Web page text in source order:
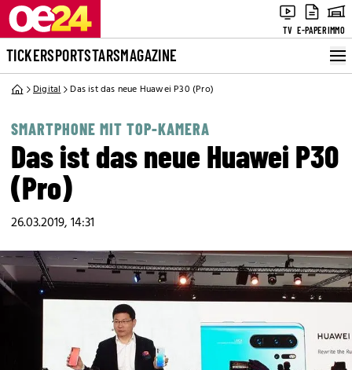
TV E-PAPERIMMO
TICKERSPORTSTARSMAGAZINE
Digital Das ist das neue Huawei P30 (Pro)
SMARTPHONE MIT TOP-KAMERA
Das ist das neue Huawei P30
(Pro)
26.03.2019, 14:31